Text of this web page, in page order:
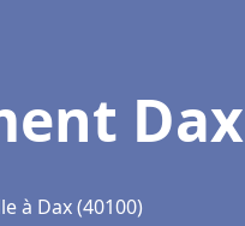
Dax
à Dax (40100)